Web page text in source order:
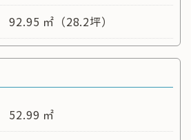
92.95 ㎡（28.2坪）
52.99 ㎡